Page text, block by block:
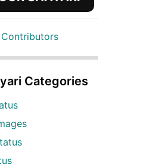
Categories